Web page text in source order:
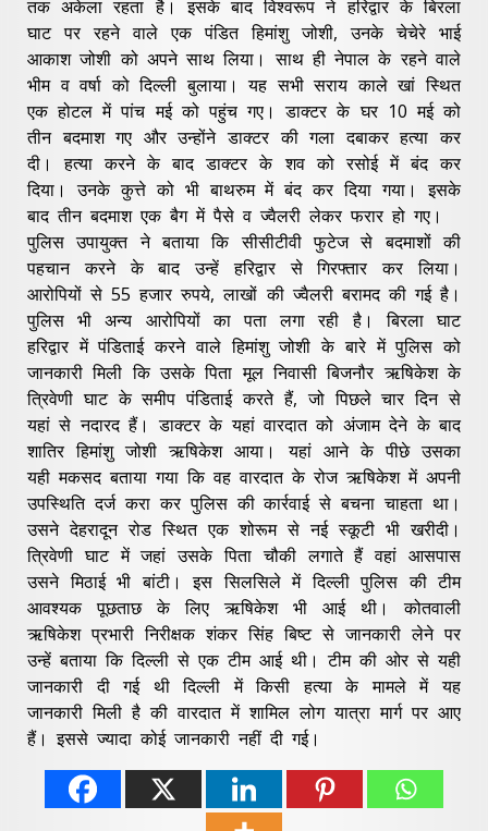
तक अकेला रहता है। इसके बाद विश्वरूप ने हरिद्वार के बिरला
घाट पर रहने वाले एक पंडित हिमांशु जोशी, उनके चेचेरे भाई
आकाश जोशी को अपने साथ लिया। साथ ही नेपाल के रहने वाले
भीम व वर्षा को दिल्ली बुलाया। यह सभी सराय काले खां स्थित
एक होटल में पांच मई को पहुंच गए। डाक्टर के घर 10 मई को
तीन बदमाश गए और उन्होंने डाक्टर की गला दबाकर हत्या कर
दी। हत्या करने के बाद डाक्टर के शव को रसोई में बंद कर
दिया। उनके कुत्ते को भी बाथरुम में बंद कर दिया गया। इसके
बाद तीन बदमाश एक बैग में पैसे व ज्वैलरी लेकर फरार हो गए।
पुलिस उपायुक्त ने बताया कि सीसीटीवी फुटेज से बदमाशों की
पहचान करने के बाद उन्हें हरिद्वार से गिरफ्तार कर लिया।
आरोपियों से 55 हजार रुपये, लाखों की ज्वैलरी बरामद की गई है।
पुलिस भी अन्य आरोपियों का पता लगा रही है। बिरला घाट
हरिद्वार में पंडिताई करने वाले हिमांशु जोशी के बारे में पुलिस को
जानकारी मिली कि उसके पिता मूल निवासी बिजनौर ऋषिकेश के
त्रिवेणी घाट के समीप पंडिताई करते हैं, जो पिछले चार दिन से
यहां से नदारद हैं। डाक्टर के यहां वारदात को अंजाम देने के बाद
शातिर हिमांशु जोशी ऋषिकेश आया। यहां आने के पीछे उसका
यही मकसद बताया गया कि वह वारदात के रोज ऋषिकेश में अपनी
उपस्थिति दर्ज करा कर पुलिस की कार्रवाई से बचना चाहता था।
उसने देहरादून रोड स्थित एक शोरूम से नई स्कूटी भी खरीदी।
त्रिवेणी घाट में जहां उसके पिता चौकी लगाते हैं वहां आसपास
उसने मिठाई भी बांटी। इस सिलसिले में दिल्ली पुलिस की टीम
आवश्यक पूछताछ के लिए ऋषिकेश भी आई थी। कोतवाली
ऋषिकेश प्रभारी निरीक्षक शंकर सिंह बिष्ट से जानकारी लेने पर
उन्हें बताया कि दिल्ली से एक टीम आई थी। टीम की ओर से यही
जानकारी दी गई थी दिल्ली में किसी हत्या के मामले में यह
जानकारी मिली है की वारदात में शामिल लोग यात्रा मार्ग पर आए
हैं। इससे ज्यादा कोई जानकारी नहीं दी गई।